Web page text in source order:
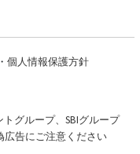
・ 個人情報保護方針
グループ、SBIグループ
広告にご注意ください